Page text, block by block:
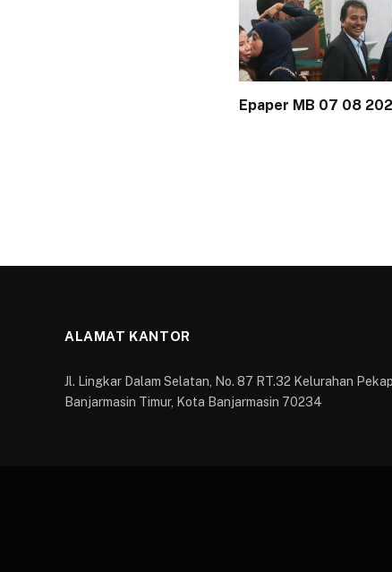
Epaper MB 07 08
ALAMAT KANTOR
Jl. Lingkar Dalam Selatan, No. 87 RT.32 Kelurahan
Banjarmasin Timur, Kota Banjarmasin 70234